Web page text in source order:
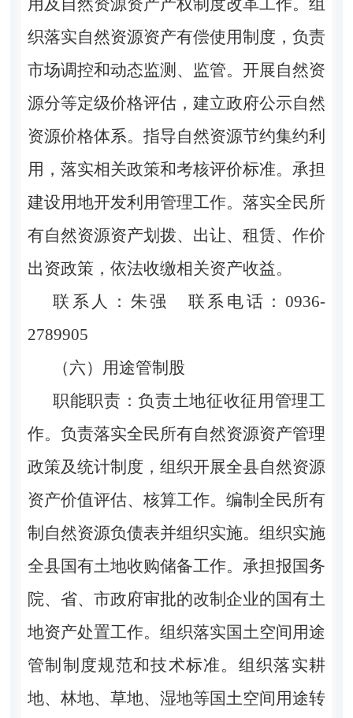
织落实自然资源资产有偿使用制度，负责
市场调控和动态监测、监管。开展自然资
源分等定级价格评估，建立政府公示自然
资源价格体系。指导自然资源节约集约利
用，落实相关政策和考核评价标准。承担
建设用地开发利用管理工作。落实全民所
有自然资源资产划拨、出让、租赁、作价
出资政策，依法收缴相关资产收益。
联系人：朱强 联系电话：0936-
2789905
（六）用途管制股
职能职责：负责土地征收征用管理工
作。负责落实全民所有自然资源资产管理
政策及统计制度，组织开展全县自然资源
资产价值评估、核算工作。编制全民所有
制自然资源负债表并组织实施。组织实施
全县国有土地收购储备工作。承担报国务
院、省、市政府审批的改制企业的国有土
地资产处置工作。组织落实国土空间用途
管制制度规范和技术标准。组织落实耕
地、林地、草地、湿地等国土空间用途转